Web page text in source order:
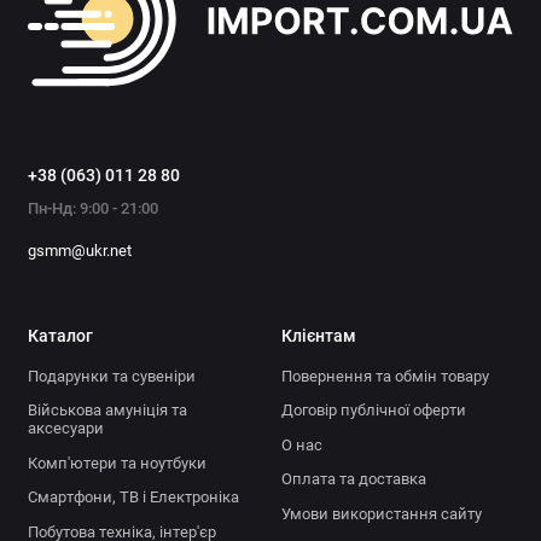
Аксесуари для електроніки
Офісна техніка
+38 (063) 011 28 80
Пн-Нд: 9:00 - 21:00
gsmm@ukr.net
Каталог
Подарунки та сувеніри
Військова амуніція та
аксесуари
Комп'ютери та ноутбуки
Смартфони, ТВ і Електроніка
Побутова техніка, інтер'єр
Клієнтам
Повернення та обмін товару
Договір публічної оферти
О нас
Оплата та доставка
Умови використання сайту